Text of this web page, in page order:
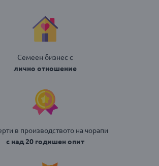
Семеен бизнес с
лично отношение
в производството на чорапи
с над 20 годишен опит